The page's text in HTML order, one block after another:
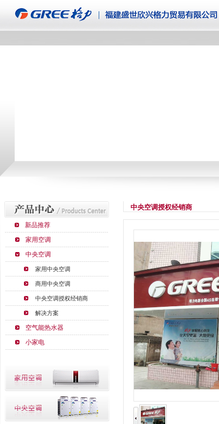
新品推荐
家用空调
中央空调
家用中央空调
商用中央空调
中央空调授权经销商
解决方案
空气能热水器
小家电
中央空调授权经销商